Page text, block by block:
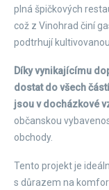
plná špičkových
což z Vinohrad činí
podtrhují
Díky vynikajícímu
dostat do všech
jsou v docházkové
občanskou
obchody.
Tento projekt je
s důrazem na